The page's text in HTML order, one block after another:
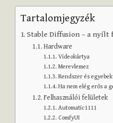
Tartalomjegyzék
Stable Diffusion – a nyílt
Hardware
Videokártya
Merevlemez
Rendszer és egyebek
Ha nem elég erős a
Felhasználói felületek
Automatic1111
ComfyUI